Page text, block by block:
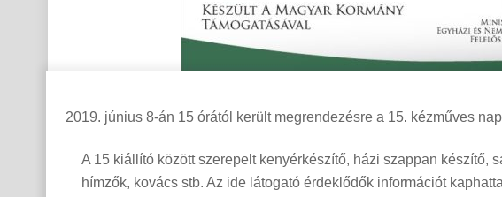
június 8-án 15 órától került megrendezésre a 15. kézműves
A 15 kiállító között szerepelt kenyérkészítő, házi szappan készítő,
hímzők, kovács stb. Az ide látogató érdeklődők információt